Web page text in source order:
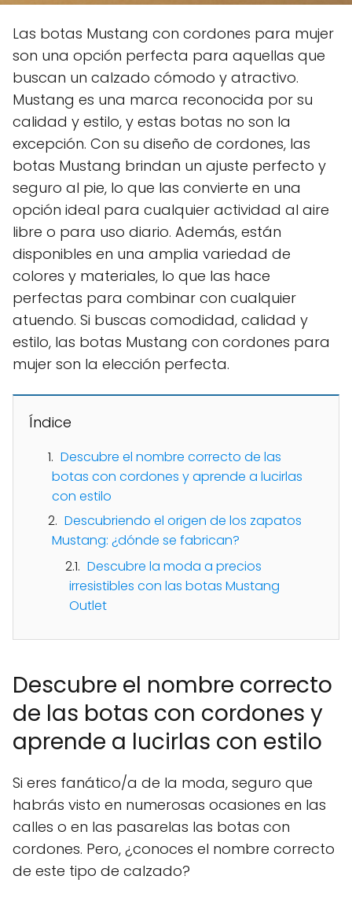
Las botas Mustang con cordones para mujer
son una opción perfecta para aquellas que
buscan un calzado cómodo y atractivo.
Mustang es una marca reconocida por su
calidad y estilo, y estas botas no son la
excepción. Con su diseño de cordones, las
botas Mustang brindan un ajuste perfecto y
seguro al pie, lo que las convierte en una
opción ideal para cualquier actividad al aire
libre o para uso diario. Además, están
disponibles en una amplia variedad de
colores y materiales, lo que las hace
perfectas para combinar con cualquier
atuendo. Si buscas comodidad, calidad y
estilo, las botas Mustang con cordones para
mujer son la elección perfecta.
Índice
Descubre el nombre correcto de las
botas con cordones y aprende a lucirlas
con estilo
Descubriendo el origen de los zapatos
Mustang: ¿dónde se fabrican?
Descubre la moda a precios
irresistibles con las botas Mustang
Outlet
Descubre el nombre correcto
de las botas con cordones y
aprende a lucirlas con estilo
Si eres fanático/a de la moda, seguro que
habrás visto en numerosas ocasiones en las
calles o en las pasarelas las botas con
cordones. Pero, ¿conoces el nombre correcto
de este tipo de calzado?